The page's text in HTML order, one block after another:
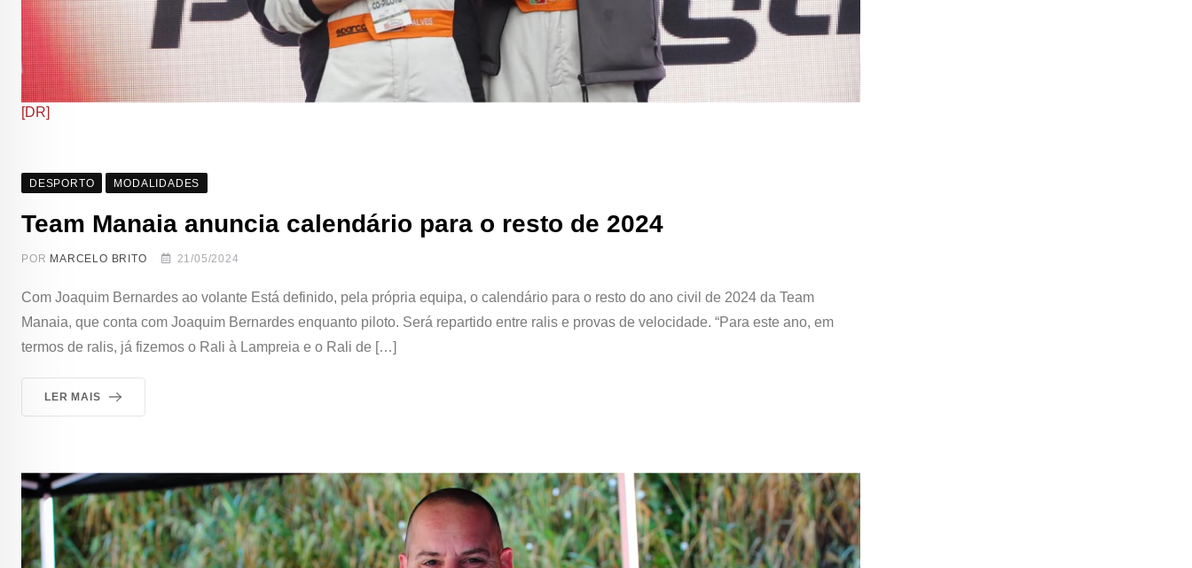
[DR]
DESPORTO MODALIDADES
Team Manaia anuncia calendário para o resto de 2024
POR MARCELO BRITO 21/05/2024
Com Joaquim Bernardes ao volante Está definido, pela própria equipa, o calendário para o resto do ano civil de 2024 da Team
Manaia, que conta com Joaquim Bernardes enquanto piloto. Será repartido entre ralis e provas de velocidade. “Para este ano, em
termos de ralis, já fizemos o Rali à Lampreia e o Rali de […]
LER MAIS